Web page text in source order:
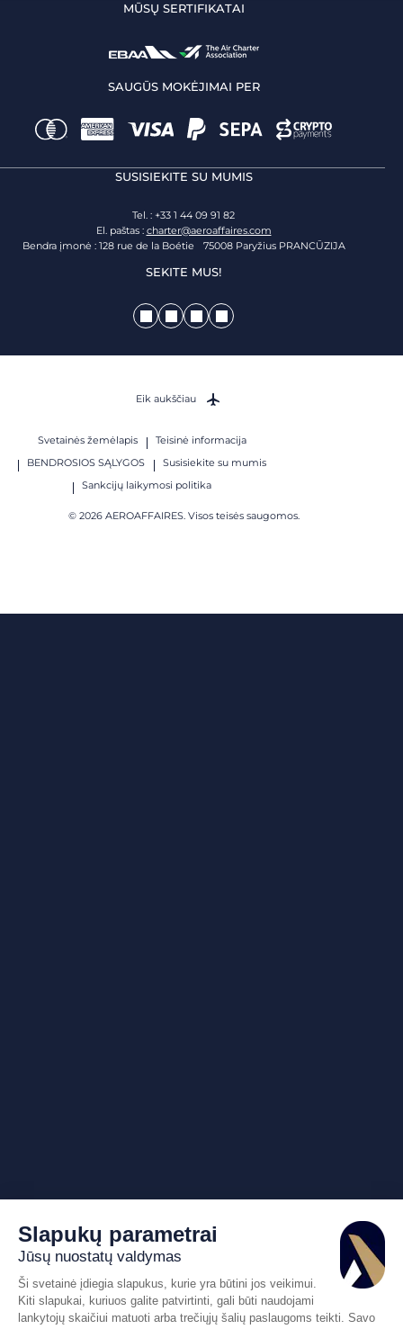
MŪSŲ SERTIFIKATAI
SAUGŪS MOKĖJIMAI PER
SUSISIEKITE SU MUMIS
Tel. : +33 1 44 09 91 82
El. paštas : charter@aeroaffaires.com
Bendra įmonė : 128 rue de la Boétie 75008 Paryžius PRANCŪZIJA
SEKITE MUS!
Svetainės žemėlapis
Teisinė informacija
BENDROSIOS SĄLYGOS
Susisiekite su mumis
Sankcijų laikymosi politika
© 2026 AEROAFFAIRES. Visos teisės saugomos.
Eik aukščiau